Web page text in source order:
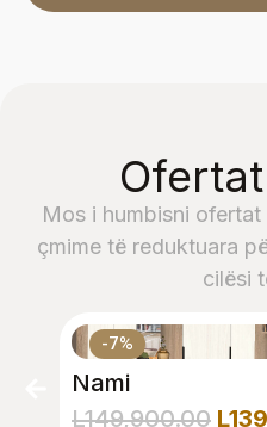
Mos i humbisni
çmime të reduktuara
cilësi
-7%
Nami
L149,900.00 L